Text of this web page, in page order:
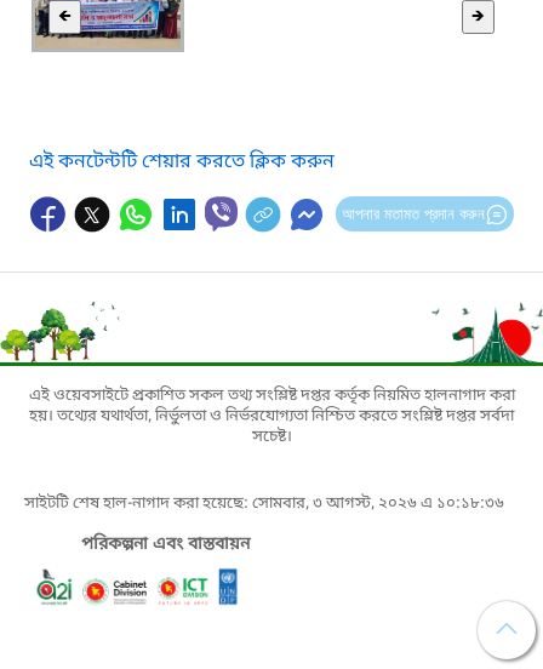
🡸 🡺
এই কনটেন্টটি শেয়ার করতে ক্লিক করুন
আপনার মতামত প্রদান করুন
এই ওয়েবসাইটে প্রকাশিত সকল তথ্য সংশ্লিষ্ট দপ্তর কর্তৃক নিয়মিত হালনাগাদ করা
হয়। তথ্যের যথার্থতা, নির্ভুলতা ও নির্ভরযোগ্যতা নিশ্চিত করতে সংশ্লিষ্ট দপ্তর সর্বদা
সচেষ্ট।
সাইটটি শেষ হাল-নাগাদ করা হয়েছে: সোমবার, ৩ আগস্ট, ২০২৬ এ ১০:১৮:৩৬
পরিকল্পনা এবং বাস্তবায়ন